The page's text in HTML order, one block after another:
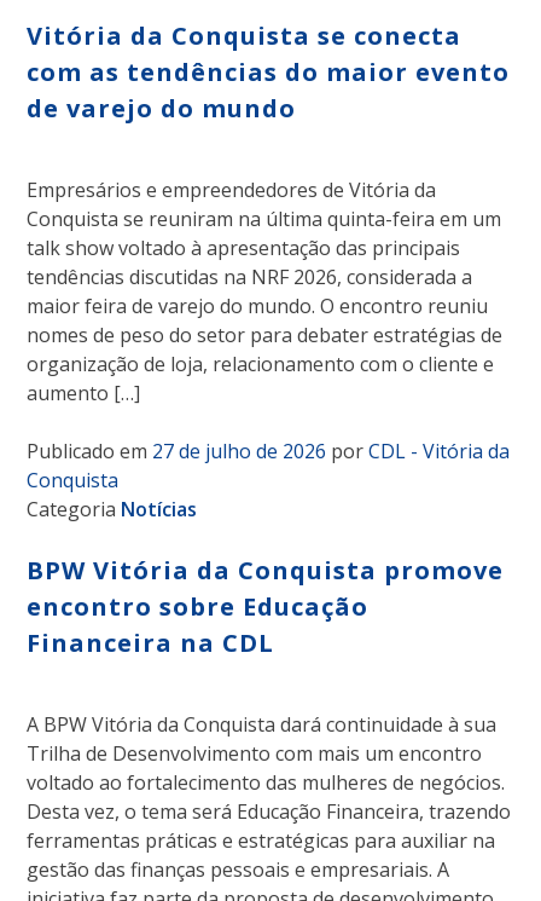
Vitória da Conquista se conecta
com as tendências do maior evento
de varejo do mundo
Empresários e empreendedores de Vitória da
Conquista se reuniram na última quinta-feira em um
talk show voltado à apresentação das principais
tendências discutidas na NRF 2026, considerada a
maior feira de varejo do mundo. O encontro reuniu
nomes de peso do setor para debater estratégias de
organização de loja, relacionamento com o cliente e
aumento […]
Publicado em 27 de julho de 2026 porCDL - Vitória da
Conquista
Categoria Notícias
BPW Vitória da Conquista promove
encontro sobre Educação
Financeira na CDL
A BPW Vitória da Conquista dará continuidade à sua
Trilha de Desenvolvimento com mais um encontro
voltado ao fortalecimento das mulheres de negócios.
Desta vez, o tema será Educação Financeira, trazendo
ferramentas práticas e estratégicas para auxiliar na
gestão das finanças pessoais e empresariais. A